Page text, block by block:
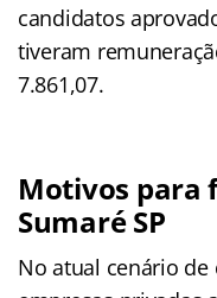
candidatos
tiveram
7.861,07.
Motivos para
Sumaré SP
No atual cenário